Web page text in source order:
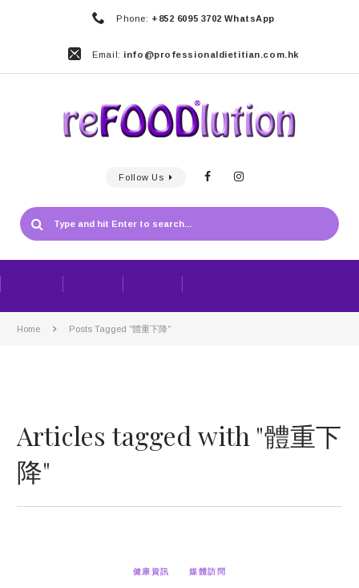
Phone: +852 6095 3702 WhatsApp
Email: info@professionaldietitian.com.hk
Follow Us
Home Posts Tagged "體重下降"
Articles tagged with "體重下
降"
健康資訊 媒體訪問